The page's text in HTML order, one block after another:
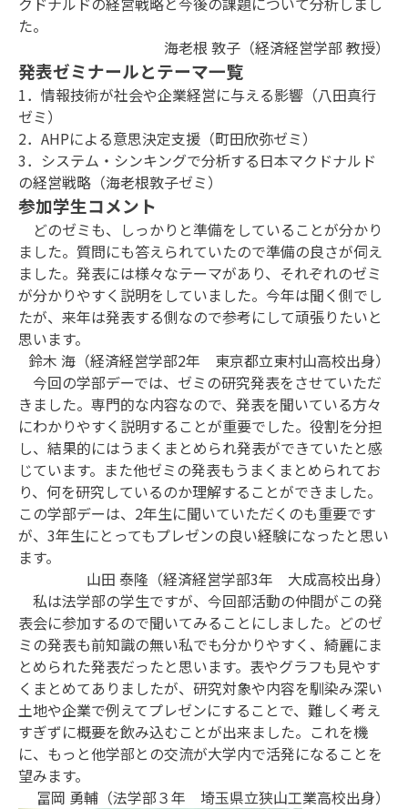
た。
海老根 敦子（経済経営学部 教授）
発表ゼミナールとテーマ一覧
1．情報技術が社会や企業経営に与える影響（八田真行
ゼミ）
2．AHPによる意思決定支援（町田欣弥ゼミ）
3．システム・シンキングで分析する日本マクドナルド
の経営戦略（海老根敦子ゼミ）
参加学生コメント
どのゼミも、しっかりと準備をしていることが分かり
ました。質問にも答えられていたので準備の良さが伺え
ました。発表には様々なテーマがあり、それぞれのゼミ
が分かりやすく説明をしていました。今年は聞く側でし
たが、来年は発表する側なので参考にして頑張りたいと
思います。
鈴木 海（経済経営学部2年 東京都立東村山高校出身）
今回の学部デーでは、ゼミの研究発表をさせていただ
きました。専門的な内容なので、発表を聞いている方々
にわかりやすく説明することが重要でした。役割を分担
し、結果的にはうまくまとめられ発表ができていたと感
じています。また他ゼミの発表もうまくまとめられてお
り、何を研究しているのか理解することができました。
この学部デーは、2年生に聞いていただくのも重要です
が、3年生にとってもプレゼンの良い経験になったと思い
ます。
山田 泰隆（経済経営学部3年 大成高校出身）
私は法学部の学生ですが、今回部活動の仲間がこの発
表会に参加するので聞いてみることにしました。どのゼ
ミの発表も前知識の無い私でも分かりやすく、綺麗にま
とめられた発表だったと思います。表やグラフも見やす
くまとめてありましたが、研究対象や内容を馴染み深い
土地や企業で例えてプレゼンにすることで、難しく考え
すぎずに概要を飲み込むことが出来ました。これを機
に、もっと他学部との交流が大学内で活発になることを
望みます。
冨岡 勇輔（法学部３年 埼玉県立狭山工業高校出身）